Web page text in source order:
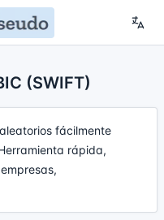
(SWIFT)
fácilmente
rápida,